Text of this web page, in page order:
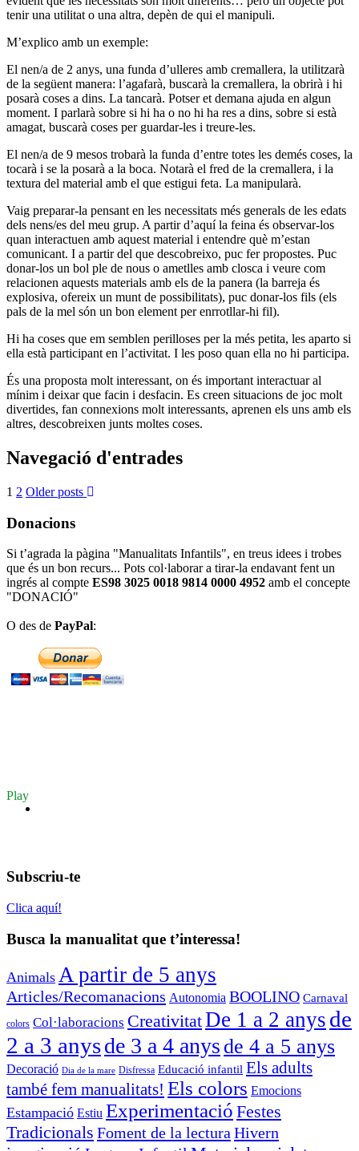
tenir una utilitat o una altra, depèn de qui el manipuli.
M’explico amb un exemple:
El nen/a de 2 anys, una funda d’ulleres amb cremallera, la utilitzarà
de la següent manera: l’agafarà, buscarà la cremallera, la obrirà i hi
posarà coses a dins. La tancarà. Potser et demana ajuda en algun
moment. I parlarà sobre si hi ha o no hi ha res a dins, sobre si està
amagat, buscarà coses per guardar-les i treure-les.
El nen/a de 9 mesos trobarà la funda d’entre totes les demés coses, la
tocarà i se la posarà a la boca. Notarà el fred de la cremallera, i la
textura del material amb el que estigui feta. La manipularà.
Vaig preparar-la pensant en les necessitats més generals de les edats
dels nens/es del meu grup. A partir d’aquí la feina és observar-los
quan interactuen amb aquest material i entendre què m’estan
comunicant. I a partir del que descobreixo, puc fer propostes. Puc
donar-los un bol ple de nous o ametlles amb closca i veure com
relacionen aquests materials amb els de la panera (la barreja és
explosiva, ofereix un munt de possibilitats), puc donar-los fils (els
pals de la mel són un bon element per enrrotllar-hi fil).
Hi ha coses que em semblen perilloses per la més petita, les aparto si
ella està participant en l’activitat. I les poso quan ella no hi participa.
És una proposta molt interessant, on és important interactuar al
mínim i deixar que facin i desfacin. Es creen situacions de joc molt
divertides, fan connexions molt interessants, aprenen els uns amb els
altres, descobreixen junts moltes coses.
Navegació d'entrades
1 2 Older posts
Donacions
Si t’agrada la pàgina "Manualitats Infantils", en treus idees i trobes
que és un bon recurs... Pots col·laborar a tirar-la endavant fent un
ingrés al compte ES98 3025 0018 9814 0000 4952 amb el concepte
"DONACIÓ"
O des de PayPal:
Play
Subscriu-te
Clica aquí!
Busca la manualitat que t’interessa!
Animals A partir de 5 anys
Articles/Recomanacions Autonomia BOOLINO Carnaval
colors Col·laboracions CreativitatDe 1 a 2 anys de
2 a 3 anysde 3 a 4 anys de 4 a 5 anys
Decoració Dia de la mare Disfressa Educació infantil Els adults
també fem manualitats! Els colors Emocions
Estampació Estiu Experimentació Festes
Tradicionals Foment de la lectura Hivern